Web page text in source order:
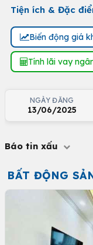
Tiện ích & Đặc
Biến động giá
Tính lãi vay
NGÀY ĐĂNG
13/06/2025
Báo tin xấu
BẤT ĐỘNG